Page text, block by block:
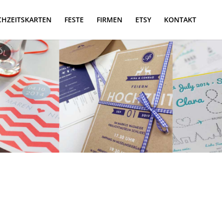
FESTE FIRMEN ETSY KONTAKT